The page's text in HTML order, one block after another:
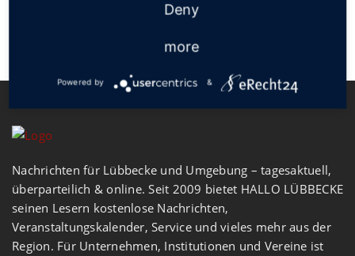
Nachrichten für Lübbecke und Umgebung – tagesaktuell,
überparteilich & online. Seit 2009 bietet HALLO LÜBBECKE
seinen Lesern kostenlose Nachrichten,
Veranstaltungskalender, Service und vieles mehr aus der
Region. Für Unternehmen, Institutionen und Vereine ist
Deny
more
Powered by &